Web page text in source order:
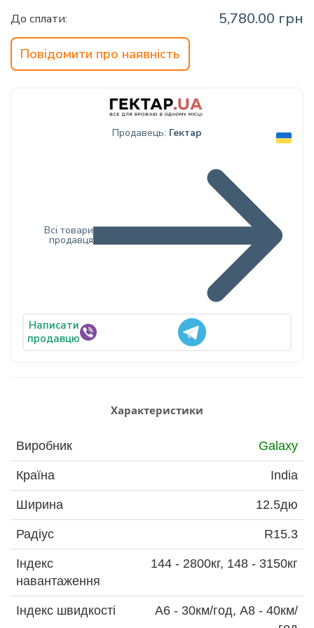
info@hectare.ua
До сплати: 5,780.00 грн
Повідомити про наявність
Продавець: Гектар
Написати
продавцю
Всі товари
продавця
Характеристики
Виробник Galaxy
Країна India
Ширина 12.5дю
Радіус R15.3
Індекс
навантаження
144 - 2800кг, 148 - 3150кг
Індекс швидкості
А6 - 30км/год, А8 - 40км/